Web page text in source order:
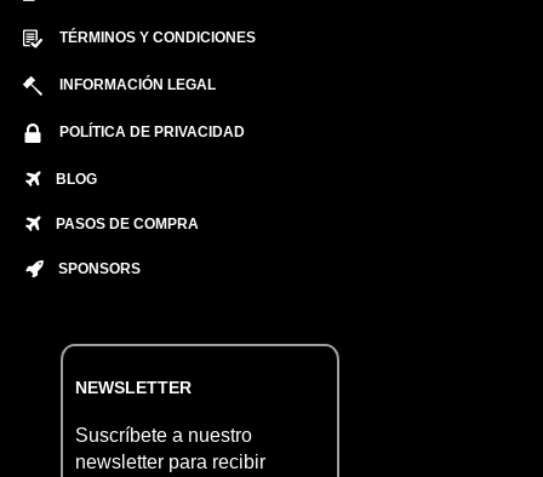
TÉRMINOS Y CONDICIONES
INFORMACIÓN LEGAL
POLÍTICA DE PRIVACIDAD
BLOG
PASOS DE COMPRA
SPONSORS
NEWSLETTER
Suscríbete a nuestro
newsletter para recibir